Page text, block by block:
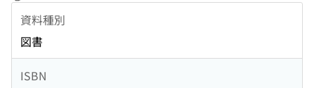
資料種別
図書
ISBN